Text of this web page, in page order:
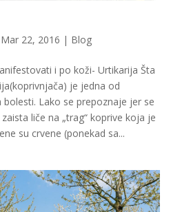
Mar 22, 2016 | Blog
i po koži- Urtikarija Šta
je jedna od
bolesti. Lako se prepoznaje jer se
liče na „trag“ koprive koja je
su crvene (ponekad sa...